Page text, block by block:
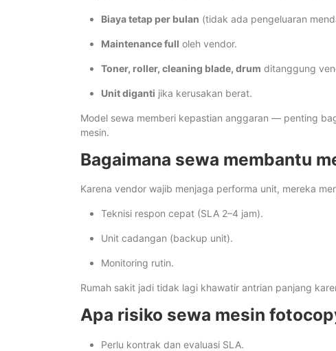
Biaya tetap per bulan (tidak ada pengeluaran
Maintenance full oleh vendor.
Toner, roller, cleaning blade, drum ditanggung
Unit diganti jika kerusakan berat.
Model sewa memberi kepastian anggaran — penting
mesin.
Bagaimana sewa membantu
Karena vendor wajib menjaga performa unit, mereka
Teknisi respon cepat (SLA 2–4 jam).
Unit cadangan (backup unit).
Monitoring rutin.
Rumah sakit jadi tidak lagi khawatir antrian panjang
Apa risiko sewa mesin
Perlu kontrak dan evaluasi SLA.